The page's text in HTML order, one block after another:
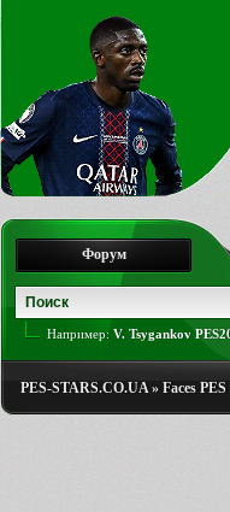
Форум
Например: V. Tsygankov
PES-STARS.CO.UA» Faces